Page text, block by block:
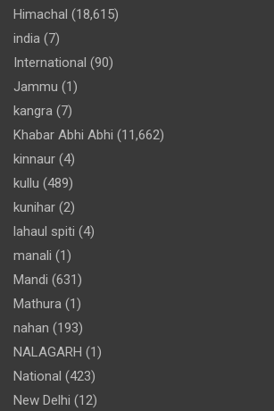
Himachal (18,615)
india (7)
International (90)
Jammu (1)
kangra (7)
Khabar Abhi Abhi (11,662)
kinnaur (4)
kullu (489)
kunihar (2)
lahaul spiti (4)
manali (1)
Mandi (631)
Mathura (1)
nahan (193)
NALAGARH (1)
National (423)
New Delhi (12)